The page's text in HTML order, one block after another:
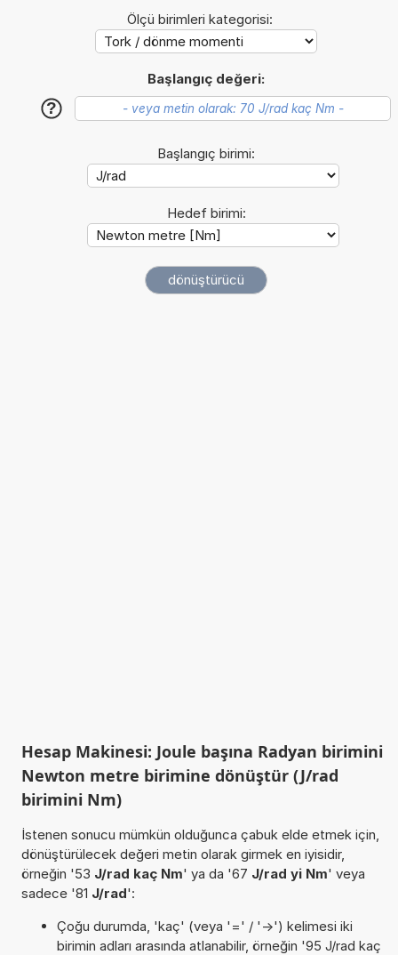
Ölçü birimleri kategorisi:
Başlangıç değeri:
?
Başlangıç birimi:
Hedef birimi:
Hesap Makinesi: Joule başına Radyan birimini
Newton metre birimine dönüştür (J/rad
birimini Nm)
İstenen sonucu mümkün olduğunca çabuk elde etmek için,
dönüştürülecek değeri metin olarak girmek en iyisidir,
örneğin '53 J/rad kaç Nm' ya da '67 J/rad yi Nm' veya
sadece '81 J/rad':
Çoğu durumda, 'kaç' (veya '=' / '->') kelimesi iki
birimin adları arasında atlanabilir, örneğin '95 J/rad kaç